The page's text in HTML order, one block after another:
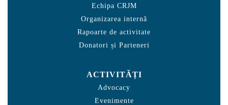
Echipa CRJM
Organizarea internă
Rapoarte de activitate
Donatori și Parteneri
ACTIVITĂȚI
Advocacy
Evenimente